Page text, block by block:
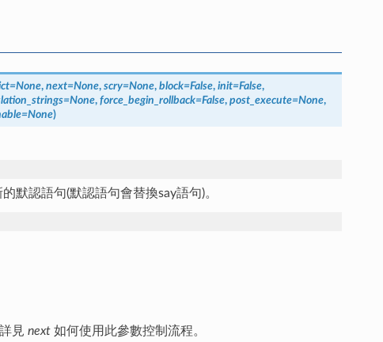
=None, next=None, scry=None, block=False, init=False,
=None, force_begin_rollback=False, post_execute=None,
=None)
默認語句(默認語句會替換say語句)。
見 next如何使用此參數控制流程。